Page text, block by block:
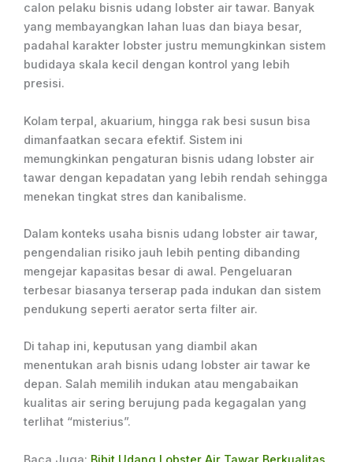
calon pelaku bisnis udang lobster air tawar. Banyak
yang membayangkan lahan luas dan biaya besar,
padahal karakter lobster justru memungkinkan sistem
budidaya skala kecil dengan kontrol yang lebih
presisi.
Kolam terpal, akuarium, hingga rak besi susun bisa
dimanfaatkan secara efektif. Sistem ini
memungkinkan pengaturan bisnis udang lobster air
tawar dengan kepadatan yang lebih rendah sehingga
menekan tingkat stres dan kanibalisme.
Dalam konteks usaha bisnis udang lobster air tawar,
pengendalian risiko jauh lebih penting dibanding
mengejar kapasitas besar di awal. Pengeluaran
terbesar biasanya terserap pada indukan dan sistem
pendukung seperti aerator serta filter air.
Di tahap ini, keputusan yang diambil akan
menentukan arah bisnis udang lobster air tawar ke
depan. Salah memilih indukan atau mengabaikan
kualitas air sering berujung pada kegagalan yang
terlihat “misterius”.